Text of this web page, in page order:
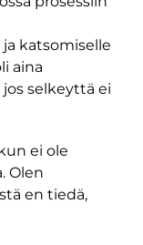
katsomiselle
aina
selkeyttä ei
ei ole
Olen
en tiedä,